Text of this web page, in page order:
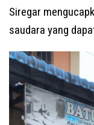
Siregar
saudara yang